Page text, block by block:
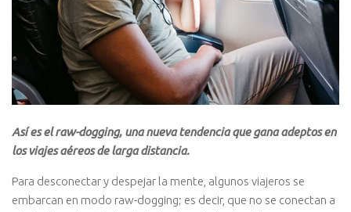
Así es el raw-dogging, una nueva tendencia que gana adeptos en
los viajes aéreos de larga distancia.
Para desconectar y despejar la mente, algunos viajeros se
embarcan en modo raw-dogging; es decir, que no se conectan a